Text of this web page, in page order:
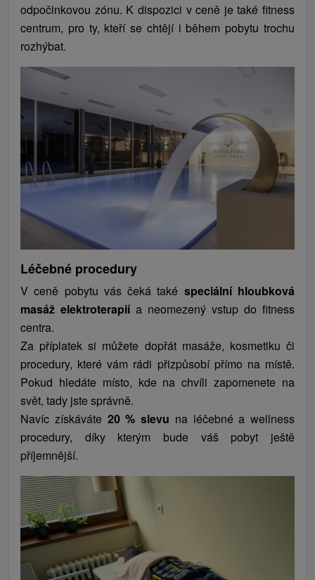
odpočinkovou zónu. K dispozici v ceně je také fitness
centrum, pro ty, kteří se chtějí i během pobytu trochu
rozhýbat.
Léčebné procedury
V ceně pobytu vás čeká také speciální hloubková
masáž elektroterapií a neomezený vstup do fitness
centra.
Za příplatek si můžete dopřát masáže, kosmetiku či
procedury, které vám rádi přizpůsobí přímo na místě.
Pokud hledáte místo, kde na chvíli zapomenete na
svět, tady jste správně.
Navíc získáváte 20 % slevu na léčebné a wellness
procedury, díky kterým bude váš pobyt ještě
příjemnější.